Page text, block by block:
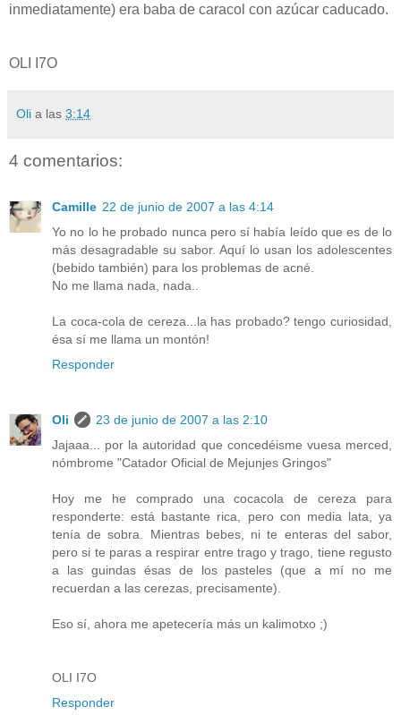
inmediatamente) era baba de caracol con azúcar caducado.
OLI I7O
Oli a las 3:14
4 comentarios:
Camille 22 de junio de 2007 a las 4:14
Yo no lo he probado nunca pero sí había leído que es de lo
más desagradable su sabor. Aquí lo usan los adolescentes
(bebido también) para los problemas de acné.
No me llama nada, nada..
La coca-cola de cereza...la has probado? tengo curiosidad,
ésa sí me llama un montón!
Responder
Oli
23 de junio de 2007 a las 2:10
Jajaaa... por la autoridad que concedéisme vuesa merced,
nómbrome "Catador Oficial de Mejunjes Gringos"
Hoy me he comprado una cocacola de cereza para
responderte: está bastante rica, pero con media lata, ya
tenía de sobra. Mientras bebes, ni te enteras del sabor,
pero si te paras a respirar entre trago y trago, tiene regusto
a las guindas ésas de los pasteles (que a mí no me
recuerdan a las cerezas, precisamente).
Eso sí, ahora me apetecería más un kalimotxo ;)
OLI I7O
Responder